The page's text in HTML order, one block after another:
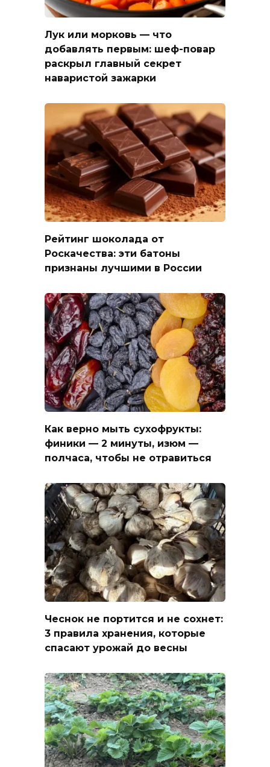
Лук или морковь — что
добавлять первым: шеф-повар
раскрыл главный секрет
наваристой зажарки
Рейтинг шоколада от
Роскачества: эти батоны
признаны лучшими в России
Как верно мыть сухофрукты:
финики — 2 минуты, изюм —
полчаса, чтобы не отравиться
Чеснок не портится и не сохнет:
3 правила хранения, которые
спасают урожай до весны